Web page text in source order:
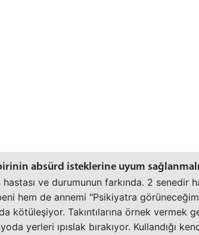
absürd isteklerine uyum sağlanmalı
hastası ve durumunun farkında. 2 senedir
hem de annemi "Psikiyatra
kötüleşiyor. Takıntılarına örnek vermek
yerleri ıpıslak bırakıyor. Kullandığı